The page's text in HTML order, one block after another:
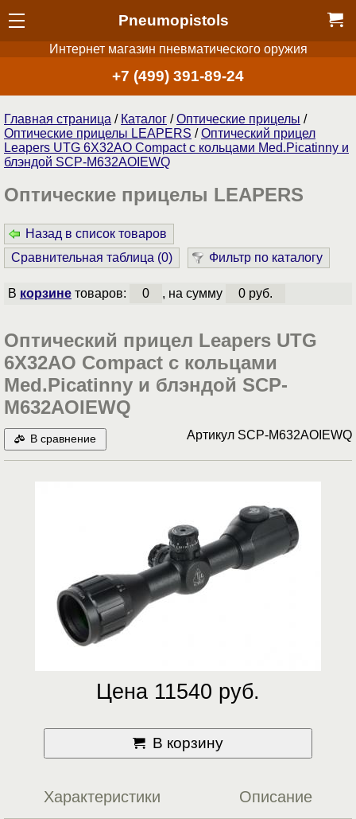
Pneumopistols
Интернет магазин пневматического оружия
+7 (499) 391-89-24
Главная страница / Каталог /Оптические прицелы /
Оптические прицелы LEAPERS /Оптический прицел
Leapers UTG 6X32AO Compact с кольцами Med.Picatinny и
блэндой SCP-M632AOIEWQ
Оптические прицелы LEAPERS
Назад в список товаров
Сравнительная таблица (0) Фильтр по каталогу
В корзинетоваров: 0 , на сумму 0 руб.
Оптический прицел Leapers UTG
6X32AO Compact с кольцами
Med.Picatinny и блэндой SCP-
M632AOIEWQ
В сравнение Артикул SCP-M632AOIEWQ
Цена 11540 руб.
В корзину
Характеристики Описание